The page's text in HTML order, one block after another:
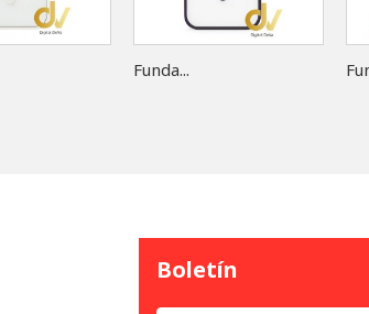
Funda...
Boletín